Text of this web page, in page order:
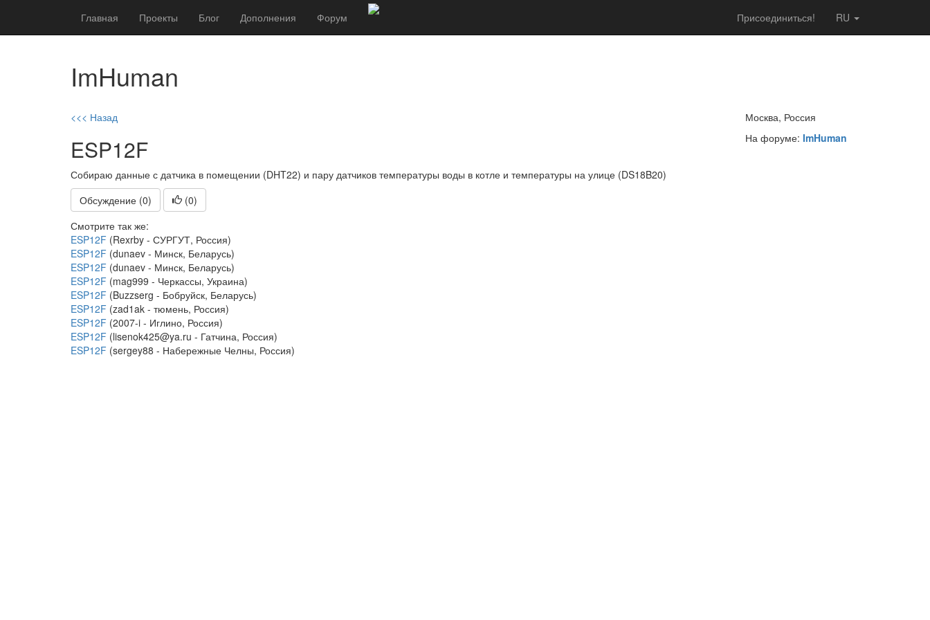
Главная Проекты Блог Дополнения Форум RU
Присоединиться!
ImHuman
<<< Назад
ESP12F
Собираю данные с датчика в помещении (DHT22) и пару датчиков температуры воды в котле и температуры на улице (DS18B20)
Обсуждение (0)
(0)
Смотрите так же:
ESP12F (Rexrby - СУРГУТ, Россия)
ESP12F (dunaev - Минск, Беларусь)
ESP12F (dunaev - Минск, Беларусь)
ESP12F (mag999 - Черкассы, Украина)
ESP12F (Buzzserg - Бобруйск, Беларусь)
ESP12F (zad1ak - тюмень, Россия)
ESP12F (2007-i - Иглино, Россия)
ESP12F (lisenok425@ya.ru - Гатчина, Россия)
ESP12F (sergey88 - Набережные Челны, Россия)
Москва, Россия
На форуме: ImHuman